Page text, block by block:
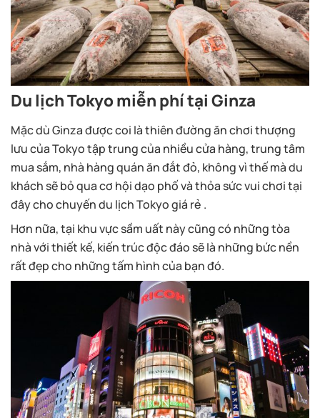
Du lịch Tokyo miễn phí tại Ginza
Mặc dù Ginza được coi là thiên đường ăn chơi thượng
lưu của Tokyo tập trung của nhiều cửa hàng, trung tâm
mua sắm, nhà hàng quán ăn đắt đỏ, không vì thế mà du
khách sẽ bỏ qua cơ hội dạo phố và thỏa sức vui chơi tại
đây cho chuyến du lịch Tokyo giá rẻ .
Hơn nữa, tại khu vực sầm uất này cũng có những tòa
nhà với thiết kế, kiến trúc độc đáo sẽ là những bức nền
rất đẹp cho những tấm hình của bạn đó.